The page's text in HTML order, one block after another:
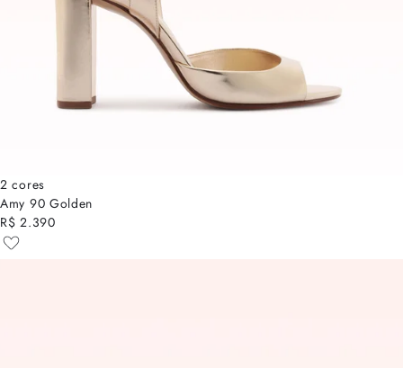
2 cores
Amy 90 Golden
R$ 2.390